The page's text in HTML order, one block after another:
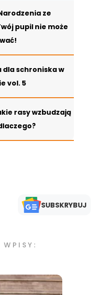
ze
pupil nie może
schroniska w
vol. 5
rasy wzbudzają
SUBSKRYBUJ
WPISY: